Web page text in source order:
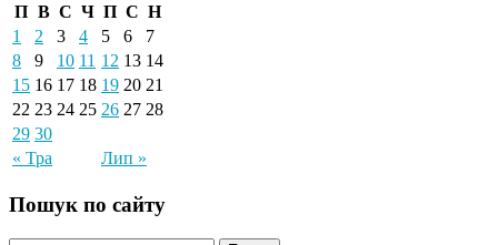
П В С Ч П С Н
« Тра Лип »
1 2 3 4 5 6
7
8
9 10 11 12 13 14
15 16 17 18 19 20 21
22 23 24 25 26 27 28
29 30
Пошук по сайту